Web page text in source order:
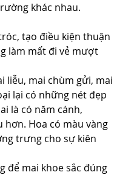
khác nhau.
tạo điều kiện thuận
làm mất đi vẻ mượt
liễu, mai chùm gửi, mai
lại có những nét đẹp
là có năm cánh,
hơn. Hoa có màu vàng
trưng cho sự kiên
để mai khoe sắc đúng